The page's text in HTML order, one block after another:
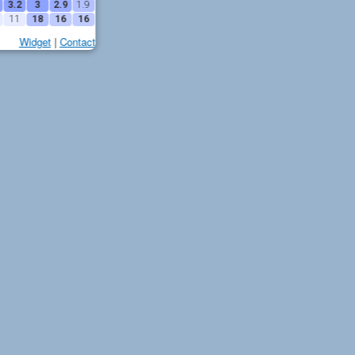
3.2 3 2.9 1.9
11 18 16 16
Widget| Contact